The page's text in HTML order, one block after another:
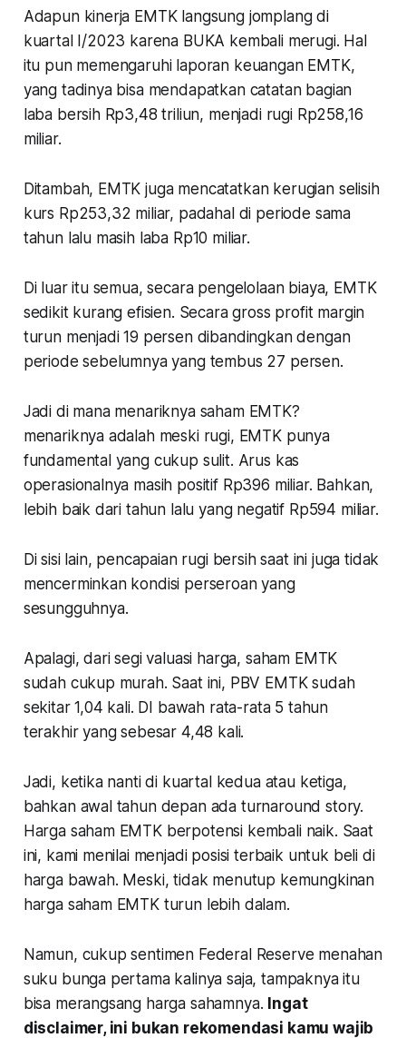
Adapun kinerja EMTK langsung jomplang di
kuartal I/2023 karena BUKA kembali merugi. Hal
itu pun memengaruhi laporan keuangan EMTK,
yang tadinya bisa mendapatkan catatan bagian
laba bersih Rp3,48 triliun, menjadi rugi Rp258,16
miliar.
Ditambah, EMTK juga mencatatkan kerugian selisih
kurs Rp253,32 miliar, padahal di periode sama
tahun lalu masih laba Rp10 miliar.
Di luar itu semua, secara pengelolaan biaya, EMTK
sedikit kurang efisien. Secara gross profit margin
turun menjadi 19 persen dibandingkan dengan
periode sebelumnya yang tembus 27 persen.
Jadi di mana menariknya saham EMTK?
menariknya adalah meski rugi, EMTK punya
fundamental yang cukup sulit. Arus kas
operasionalnya masih positif Rp396 miliar. Bahkan,
lebih baik dari tahun lalu yang negatif Rp594 miliar.
Di sisi lain, pencapaian rugi bersih saat ini juga tidak
mencerminkan kondisi perseroan yang
sesungguhnya.
Apalagi, dari segi valuasi harga, saham EMTK
sudah cukup murah. Saat ini, PBV EMTK sudah
sekitar 1,04 kali. DI bawah rata-rata 5 tahun
terakhir yang sebesar 4,48 kali.
Jadi, ketika nanti di kuartal kedua atau ketiga,
bahkan awal tahun depan ada turnaround story.
Harga saham EMTK berpotensi kembali naik. Saat
ini, kami menilai menjadi posisi terbaik untuk beli di
harga bawah. Meski, tidak menutup kemungkinan
harga saham EMTK turun lebih dalam.
Namun, cukup sentimen Federal Reserve menahan
suku bunga pertama kalinya saja, tampaknya itu
bisa merangsang harga sahamnya. Ingat
disclaimer, ini bukan rekomendasi kamu wajib